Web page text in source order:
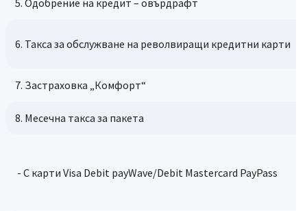
5. Одобрение на кредит – овърдрафт
6. Такса за обслужване на револвиращи кредитни карти
7. Застраховка „Комфорт“
8. Месечна такса за пакета
- С карти Visa Debit payWave/Debit Mastercard PayPass